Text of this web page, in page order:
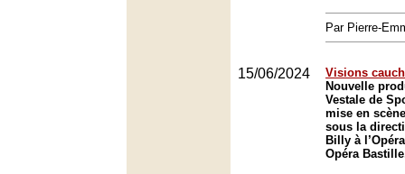
Par Pierre-
15/06/2024
Visions
Nouvelle
Vestale de
mise en
sous la
Billy à
Opéra